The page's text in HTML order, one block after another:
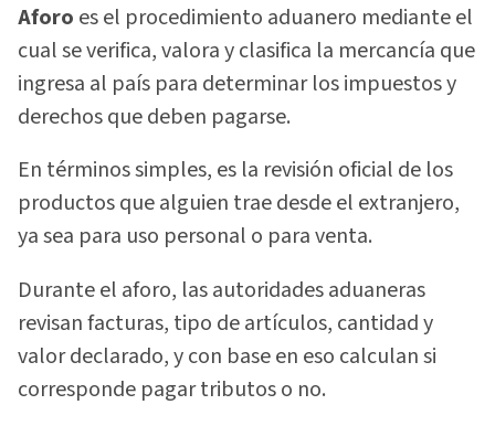
Aforo es el procedimiento aduanero mediante el
cual se verifica, valora y clasifica la mercancía que
ingresa al país para determinar los impuestos y
derechos que deben pagarse.
En términos simples, es la revisión oficial de los
productos que alguien trae desde el extranjero,
ya sea para uso personal o para venta.
Durante el aforo, las autoridades aduaneras
revisan facturas, tipo de artículos, cantidad y
valor declarado, y con base en eso calculan si
corresponde pagar tributos o no.